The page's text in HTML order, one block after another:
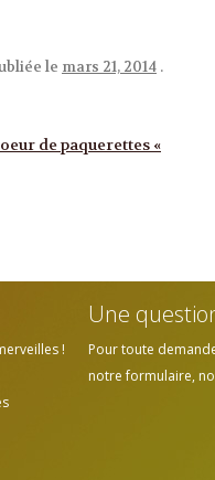
le mars 21, 2014 .
de paquerettes «
!
Une
Pour toute
notre formulaire,